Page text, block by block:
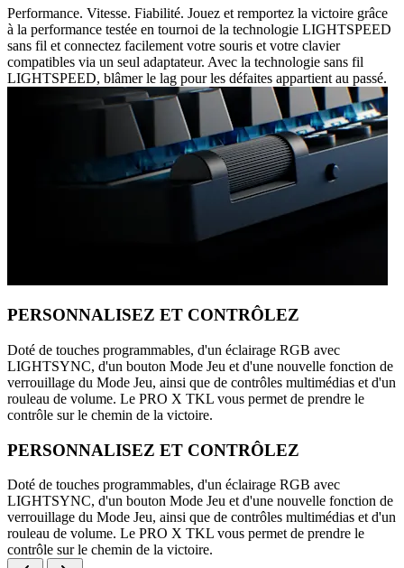
Performance. Vitesse. Fiabilité. Jouez et remportez la victoire grâce
à la performance testée en tournoi de la technologie LIGHTSPEED
sans fil et connectez facilement votre souris et votre clavier
compatibles via un seul adaptateur. Avec la technologie sans fil
LIGHTSPEED, blâmer le lag pour les défaites appartient au passé.
PERSONNALISEZ ET CONTRÔLEZ
Doté de touches programmables, d'un éclairage RGB avec
LIGHTSYNC, d'un bouton Mode Jeu et d'une nouvelle fonction de
verrouillage du Mode Jeu, ainsi que de contrôles multimédias et d'un
rouleau de volume. Le PRO X TKL vous permet de prendre le
contrôle sur le chemin de la victoire.
PERSONNALISEZ ET CONTRÔLEZ
Doté de touches programmables, d'un éclairage RGB avec
LIGHTSYNC, d'un bouton Mode Jeu et d'une nouvelle fonction de
verrouillage du Mode Jeu, ainsi que de contrôles multimédias et d'un
rouleau de volume. Le PRO X TKL vous permet de prendre le
contrôle sur le chemin de la victoire.